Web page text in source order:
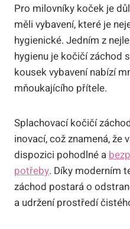
Pro milovníky koček je
měli vybavení, které je
hygienické. Jedním z
hygienu je kočičí záchod
kousek vybavení nabízí
mňoukajícího přítele.
Splachovací kočičí
inovací, což znamená, že
dispozici pohodlné a
potřeby. Díky moderním
záchod postará o
a udržení prostředí